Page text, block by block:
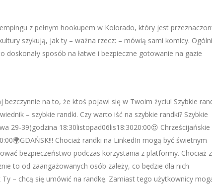
z pełnym hookupem w Kolorado, który jest
szykują, jak ty – ważna rzecz: – mówią sami komicy.
sposób na łatwe i bezpieczne gotowanie na gazie
bezczynnie na to, że ktoś pojawi się w Twoim życiu! Szybkie
– szybkie randki. Czy warto iść na szybkie randki? Szybkie
29-39)godzina 18:30listopad06lis18:3020:00😍 Chrześcijańskie
Chociaż randki na LinkedIn mogą być świetnym
bezpieczeństwo podczas korzystania z platformy. Chociaż z
to od zaangażowanych osób zależy, co będzie dla nich
– chcą się umówić na randkę. Zamiast tego użytkownicy